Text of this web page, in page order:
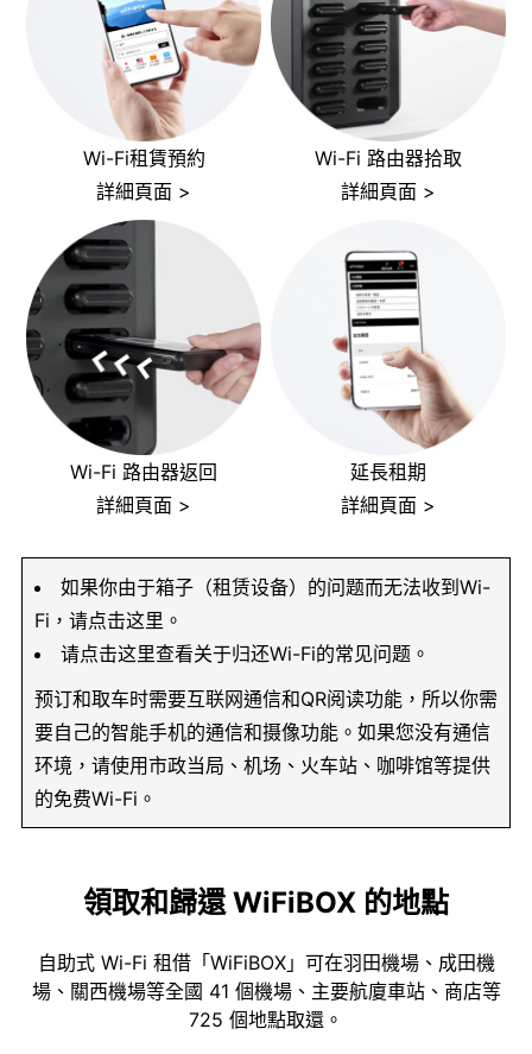
Wi-Fi租賃預約
詳細頁面 >
Wi-Fi 路由器拾取
詳細頁面 >
Wi-Fi 路由器返回
詳細頁面 >
延長租期
詳細頁面 >
如果你由于箱子（租赁设备）的问题而无法收到Wi-
Fi，请点击这里。
请点击这里查看关于归还Wi-Fi的常见问题。
预订和取车时需要互联网通信和QR阅读功能，所以你需
要自己的智能手机的通信和摄像功能。如果您没有通信
环境，请使用市政当局、机场、火车站、咖啡馆等提供
的免费Wi-Fi。
領取和歸還 WiFiBOX 的地點
自助式 Wi-Fi 租借「WiFiBOX」可在羽田機場、成田機
場、關西機場等全國 41 個機場、主要航廈車站、商店等
725 個地點取還。